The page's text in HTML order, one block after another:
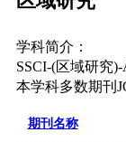
学科简介：
SSCI-(区域研究
本学科多数期刊
期刊名称